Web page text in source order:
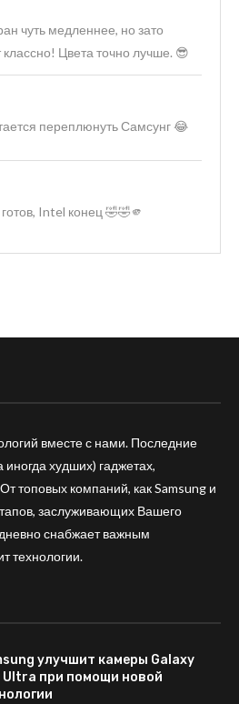
чуть медленнее, но зато
классно! Цвета точно лучше. 😎
переплюнуть Самсунг 😂
Intel конец 🤣🤣🫵
вместе с нами. Последние
худших) гаджетах,
топовых компаний, как Samsung и
заслуживающих Вашего
снабжает важным
технологии.
улучшит камеры Galaxy
Ultra при помощи новой